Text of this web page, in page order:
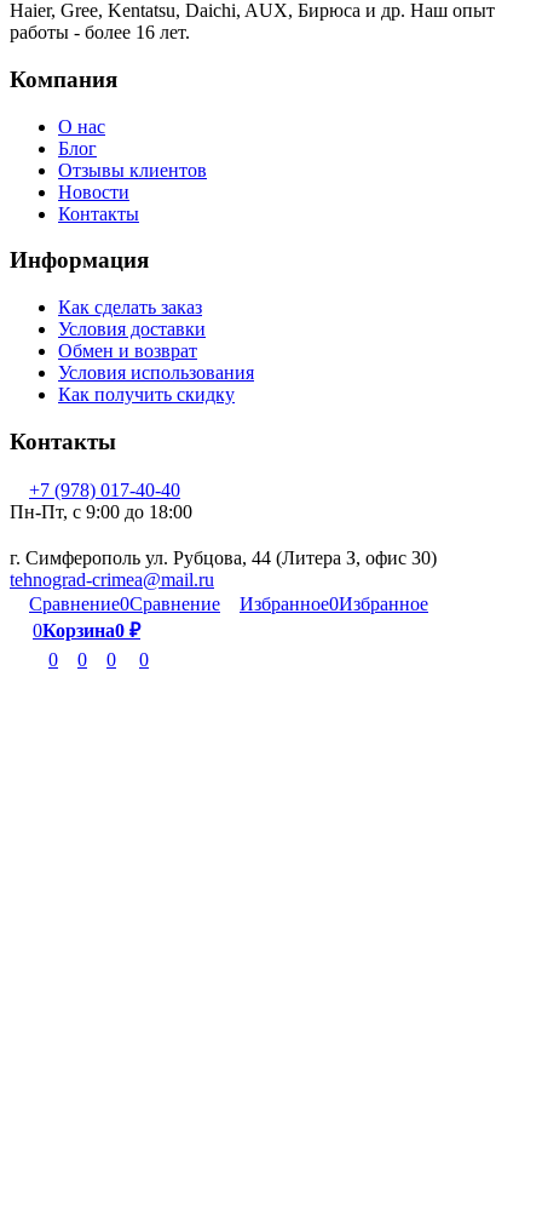
Haier, Gree, Kentatsu, Daichi, AUX, Бирюса и др. Наш опыт
работы - более 16 лет.
Компания
О нас
Блог
Отзывы клиентов
Новости
Контакты
Информация
Как сделать заказ
Условия доставки
Обмен и возврат
Условия использования
Как получить скидку
Контакты
+7 (978) 017-40-40
Пн-Пт, c 9:00 до 18:00
г. Симферополь ул. Рубцова, 44 (Литера З, офис 30)
tehnograd-crimea@mail.ru
Сравнение0Сравнение Избранное0Избранное
0Корзина0 ₽
0
0 0 0